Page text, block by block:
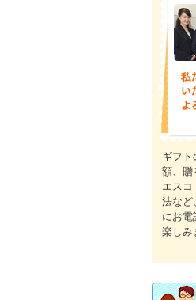
ギフト
額、贈
エスコ
法など
にお電
楽しみ